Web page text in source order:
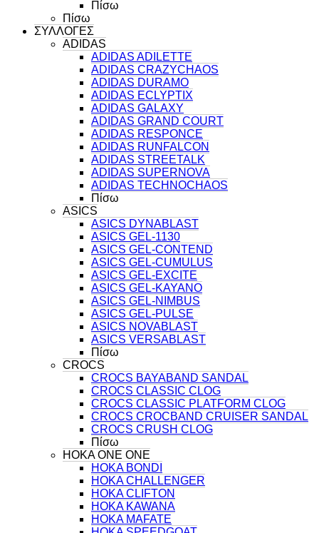
Πίσω
Πίσω
ΣΥΛΛΟΓΕΣ
ADIDAS
ADIDAS ADILETTE
ADIDAS CRAZYCHAOS
ADIDAS DURAMO
ADIDAS ECLYPTIX
ADIDAS GALAXY
ADIDAS GRAND COURT
ADIDAS RESPONCE
ADIDAS RUNFALCON
ADIDAS STREETALK
ADIDAS SUPERNOVA
ADIDAS TECHNOCHAOS
Πίσω
ASICS
ASICS DYNABLAST
ASICS GEL-1130
ASICS GEL-CONTEND
ASICS GEL-CUMULUS
ASICS GEL-EXCITE
ASICS GEL-KAYANO
ASICS GEL-NIMBUS
ASICS GEL-PULSE
ASICS NOVABLAST
ASICS VERSABLAST
Πίσω
CROCS
CROCS BAYABAND SANDAL
CROCS CLASSIC CLOG
CROCS CLASSIC PLATFORM CLOG
CROCS CROCBAND CRUISER SANDAL
CROCS CRUSH CLOG
Πίσω
HOKA ONE ONE
HOKA BONDI
HOKA CHALLENGER
HOKA CLIFTON
HOKA KAWANA
HOKA MAFATE